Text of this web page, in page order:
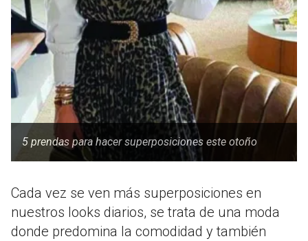
5 prendas para hacer superposiciones este otoño
Cada vez se ven más superposiciones en
nuestros looks diarios, se trata de una moda
donde predomina la comodidad y también